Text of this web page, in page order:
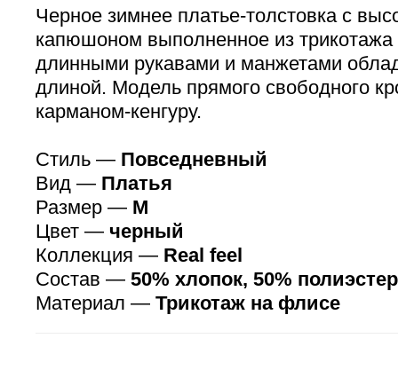
Черное зимнее платье-толстовка с
капюшоном выполненное из
длинными рукавами и манжетами
длиной. Модель прямого свободного
карманом-кенгуру.
Стиль — Повседневный
Вид — Платья
Размер — M
Цвет — черный
Коллекция — Real feel
Состав — 50% хлопок, 50% полиэстер
Материал — Трикотаж на флисе